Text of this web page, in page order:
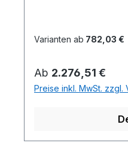
Varianten ab 782,03 €
Regulärer Preis:
Ab 2.276,51 €
Preise inkl. MwSt. zzgl.